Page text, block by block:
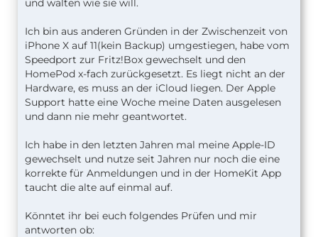
und walten wie sie will.
Ich bin aus anderen Gründen in der Zwischenzeit von
iPhone X auf 11(kein Backup) umgestiegen, habe vom
Speedport zur Fritz!Box gewechselt und den
HomePod x-fach zurückgesetzt. Es liegt nicht an der
Hardware, es muss an der iCloud liegen. Der Apple
Support hatte eine Woche meine Daten ausgelesen
und dann nie mehr geantwortet.
Ich habe in den letzten Jahren mal meine Apple-ID
gewechselt und nutze seit Jahren nur noch die eine
korrekte für Anmeldungen und in der HomeKit App
taucht die alte auf einmal auf.
Könntet ihr bei euch folgendes Prüfen und mir
antworten ob: